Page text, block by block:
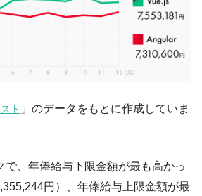
ト 」のデータをもとに作成していま
で、年俸給与下限金額が最も高かっ
円）、年俸給与上限金額が最